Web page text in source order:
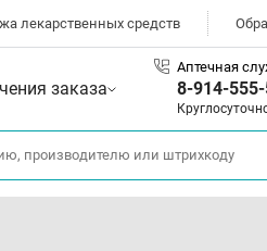
лекарственных средств
заказа
Аптечная
8-914-